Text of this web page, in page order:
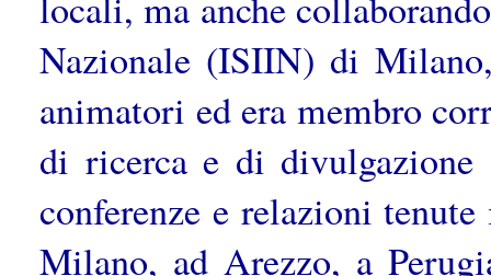
Nazionale (ISIIN) di
animatori ed era membro
di ricerca e di
conferenze e relazioni
Milano, ad Arezzo, a